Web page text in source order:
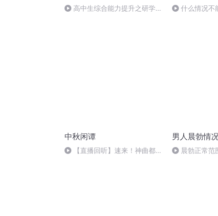
高中生综合能力提升之研学怎
什么情况不
中秋闲谭
【直播回听】速来！神曲都会
男人晨勃情
晨勃正常范